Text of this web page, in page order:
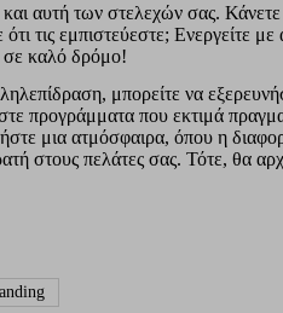
αυτή των στελεχών σας.
τις εμπιστεύεστε; Ενεργείτε με
σε καλό δρόμο!
μπορείτε να
προγράμματα που εκτιμά
μια ατμόσφαιρα, όπου η
στους πελάτες σας. Τότε, θα